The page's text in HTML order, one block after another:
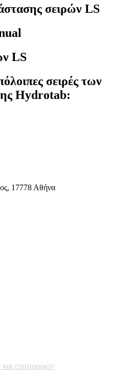
σειρών LS
LS
σειρές των
Hydrotab:
17778 Αθήνα
επιστροφών